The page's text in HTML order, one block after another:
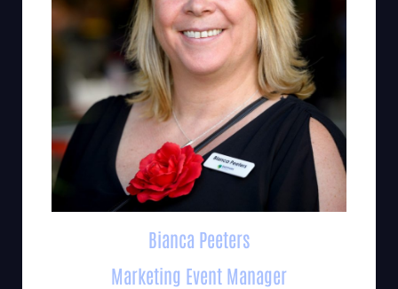
Bianca Peeters
Marketing Event Manager